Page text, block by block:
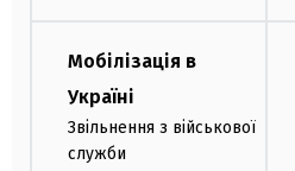
Мобілізація в
Україні
Звільнення з військової
служби